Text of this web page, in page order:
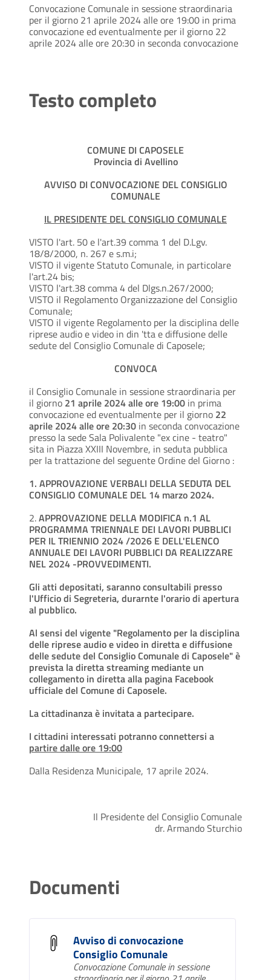
Convocazione Comunale in sessione straordinaria
per il giorno 21 aprile 2024 alle ore 19:00 in prima
convocazione ed eventualmente per il giorno 22
aprile 2024 alle ore 20:30 in seconda convocazione
Testo completo
COMUNE DI CAPOSELE
Provincia di Avellino
AVVISO DI CONVOCAZIONE DEL CONSIGLIO
COMUNALE
IL PRESIDENTE DEL CONSIGLIO COMUNALE
VISTO l'art. 50 e l'art.39 comma 1 del D.Lgv.
18/8/2000, n. 267 e s.m.i;
VISTO il vigente Statuto Comunale, in particolare
l'art.24 bis;
VISTO l'art.38 comma 4 del Dlgs.n.267/2000;
VISTO il Regolamento Organizzazione del Consiglio
Comunale;
VISTO il vigente Regolamento per la disciplina delle
riprese audio e video in din 'tta e diffusione delle
sedute del Consiglio Comunale di Caposele;
CONVOCA
il Consiglio Comunale in sessione straordinaria per
il giorno 21 aprile 2024 alle ore 19:00 in prima
convocazione ed eventualmente per il giorno 22
aprile 2024 alle ore 20:30 in seconda convocazione
presso la sede Sala Polivalente "ex cine­ - teatro"
sita in Piazza XXIII Novembre, in seduta pubblica
per la trattazione del seguente Ordine del Giorno :
1. APPROVAZIONE VERBALI DELLA SEDUTA DEL
CONSIGLIO COMUNALE DEL 14 marzo 2024.
2.APPROVAZIONE DELLA MODIFICA n.1 AL
PROGRAMMA TRIENNALE DEI LAVORI PUBBLICI
PER IL TRIENNIO 2024 /2026 E DELL'ELENCO
ANNUALE DEI LAVORI PUBBLICI DA REALIZZARE
NEL 2024 -PROVVEDIMENTI.
Gli atti depositati, saranno consultabili presso
l'Ufficio di Segreteria, durarnte l'orario di apertura
al pubblico.
Al sensi del vigente "Regolamento per la disciplina
delle riprese audio e video in diretta e diffusione
delle sedute del Consiglio Comunale di Caposele" è
prevista la diretta streaming mediante un
collegamento in diretta alla pagina Facebook
ufficiale del Comune di Caposele.
La cittadinanza è invitata a partecipare.
I cittadini interessati potranno connettersi a
partire dalle ore 19:00
Dalla Residenza Municipale, 17 aprile 2024.
Il Presidente del Consiglio Comunale
dr. Armando Sturchio
Documenti
Avviso di convocazione
Consiglio Comunale
Convocazione Comunale in sessione